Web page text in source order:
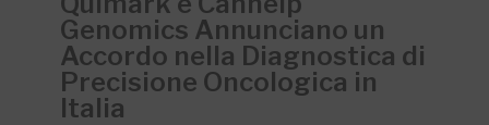
Genomics Annunciano un
Accordo nella Diagnostica di
Precisione Oncologica in
Italia